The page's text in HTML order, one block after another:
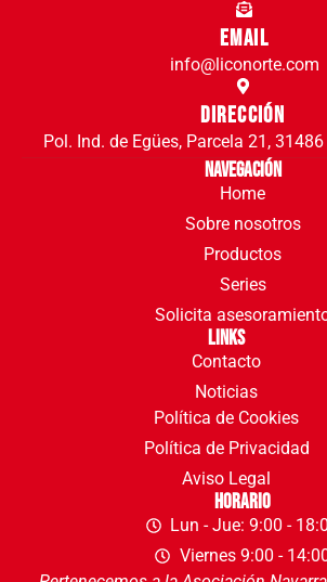
Email
info@liconorte.com
Dirección
Pol. Ind. de Egües, Parcela 21,
Navegación
Home
Sobre nosotros
Productos
Series
Solicita
Links
Contacto
Noticias
Política de Cookies
Política de Privacidad
Aviso Legal
Horario
Lun - Jue: 9:00 -
Viernes 9:00 -